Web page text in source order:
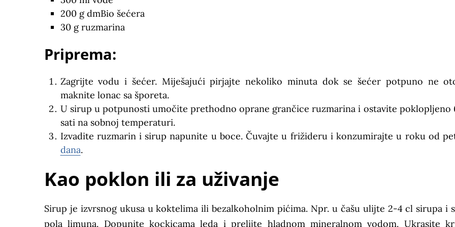
200 g dmBio šećera
30 g ruzmarina
Priprema:
Zagrijte vodu i šećer. Miješajući pirjajte nekoliko minuta dok se šećer potpuno ne
maknite lonac sa šporeta.
U sirup u potpunosti umočite prethodno oprane grančice ruzmarina i ostavite poklopljeno
sati na sobnoj temperaturi.
Izvadite ruzmarin i sirup napunite u boce. Čuvajte u frižideru i konzumirajte u roku od
dana.
Kao poklon ili za uživanje
Sirup je izvrsnog ukusa u koktelima ili bezalkoholnim pićima. Npr. u čašu ulijte 2-4 cl sirupa i
pola limuna. Dopunite kockicama leda i prelijte hladnom mineralnom vodom. Ukrasite